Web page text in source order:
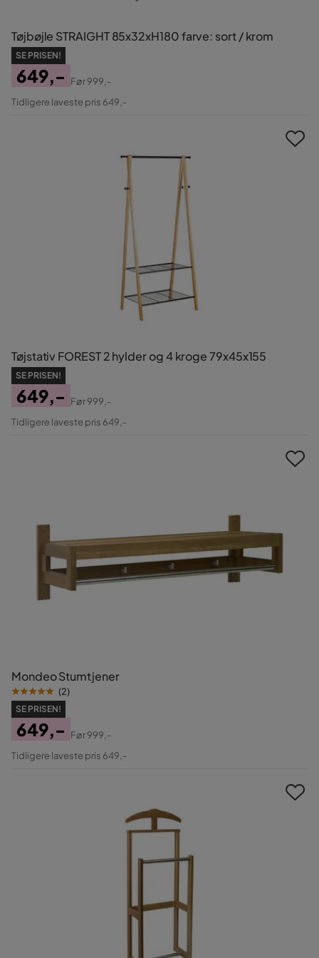
Tøjbøjle STRAIGHT 85x32xH180 farve: sort / krom
SE PRISEN!
Pris
649,-
Original
Før999,-
Tidligere laveste pris 649,-
Tøjstativ FOREST 2 hylder og 4 kroge 79x45x155
SE PRISEN!
Pris
649,-
Original
Før999,-
Tidligere laveste pris 649,-
Mondeo Stumtjener
(2)
SE PRISEN!
Pris
649,-
Original
Før999,-
Tidligere laveste pris 649,-